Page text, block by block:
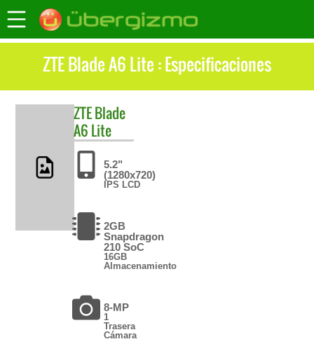
ZTE Blade A6 Lite : Especificaciones
ZTEBlade
A6 Lite
5.2"
(1280x720)
IPS LCD
2GB
Snapdragon
210 SoC
16GB
Almacenamiento
8-MP
1
Trasera
Cámara